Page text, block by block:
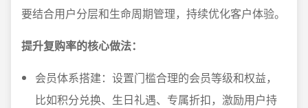
要结合用户分层和生命周期管理，持续优化客户体验。
提升复购率的核心做法：
会员体系搭建：设置门槛合理的会员等级和权益，
比如积分兑换、生日礼遇、专属折扣，激励用户持